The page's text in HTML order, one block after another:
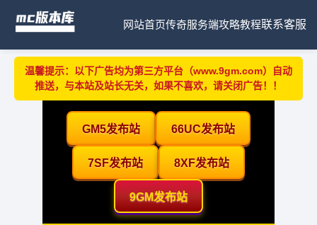
网站首页传奇服务端攻略教程联系客服
温馨提示：以下广告均为第三方平台（www.9gm.com）自动
推送，与本站及站长无关，如果不喜欢，请关闭广告！！